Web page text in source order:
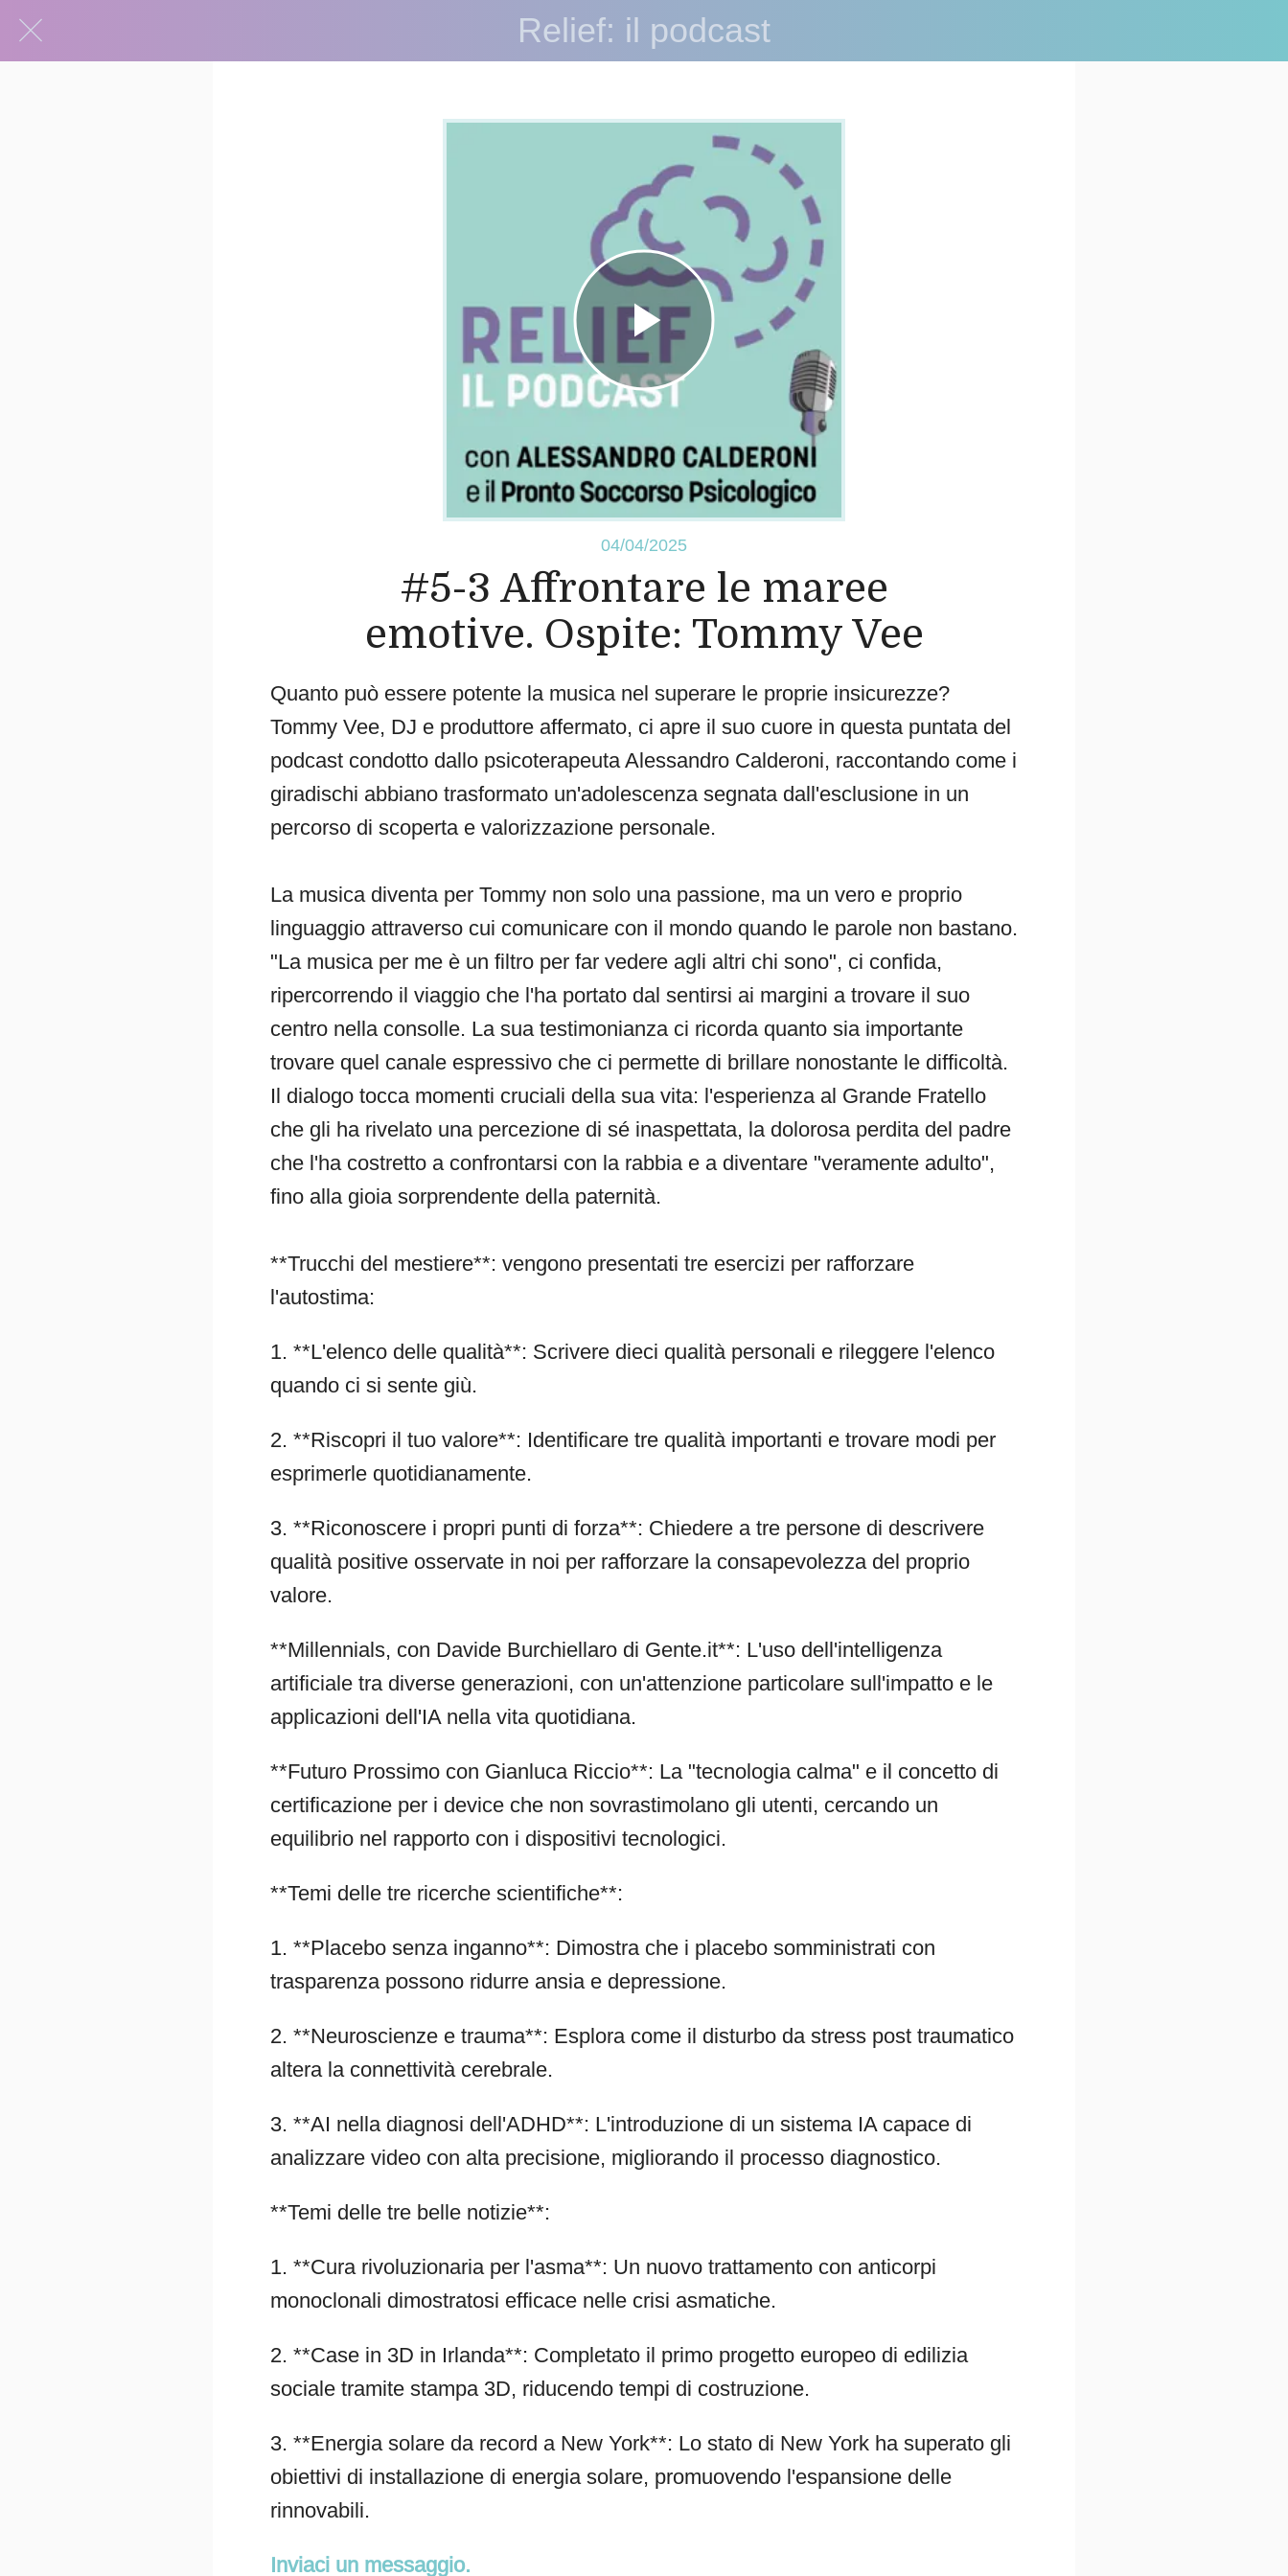
Relief: il podcast
04/04/2025
#5-3 Affrontare le maree
emotive. Ospite: Tommy Vee
Quanto può essere potente la musica nel superare le proprie insicurezze?
Tommy Vee, DJ e produttore affermato, ci apre il suo cuore in questa puntata del
podcast condotto dallo psicoterapeuta Alessandro Calderoni, raccontando come i
giradischi abbiano trasformato un'adolescenza segnata dall'esclusione in un
percorso di scoperta e valorizzazione personale.
La musica diventa per Tommy non solo una passione, ma un vero e proprio
linguaggio attraverso cui comunicare con il mondo quando le parole non bastano.
"La musica per me è un filtro per far vedere agli altri chi sono", ci confida,
ripercorrendo il viaggio che l'ha portato dal sentirsi ai margini a trovare il suo
centro nella consolle. La sua testimonianza ci ricorda quanto sia importante
trovare quel canale espressivo che ci permette di brillare nonostante le difficoltà.
Il dialogo tocca momenti cruciali della sua vita: l'esperienza al Grande Fratello
che gli ha rivelato una percezione di sé inaspettata, la dolorosa perdita del padre
che l'ha costretto a confrontarsi con la rabbia e a diventare "veramente adulto",
fino alla gioia sorprendente della paternità.
**Trucchi del mestiere**: vengono presentati tre esercizi per rafforzare
l'autostima:
1. **L'elenco delle qualità**: Scrivere dieci qualità personali e rileggere l'elenco
quando ci si sente giù.
2. **Riscopri il tuo valore**: Identificare tre qualità importanti e trovare modi per
esprimerle quotidianamente.
3. **Riconoscere i propri punti di forza**: Chiedere a tre persone di descrivere
qualità positive osservate in noi per rafforzare la consapevolezza del proprio
valore.
**Millennials, con Davide Burchiellaro di Gente.it**: L'uso dell'intelligenza
artificiale tra diverse generazioni, con un'attenzione particolare sull'impatto e le
applicazioni dell'IA nella vita quotidiana.
**Futuro Prossimo con Gianluca Riccio**: La "tecnologia calma" e il concetto di
certificazione per i device che non sovrastimolano gli utenti, cercando un
equilibrio nel rapporto con i dispositivi tecnologici.
**Temi delle tre ricerche scientifiche**:
1. **Placebo senza inganno**: Dimostra che i placebo somministrati con
trasparenza possono ridurre ansia e depressione.
2. **Neuroscienze e trauma**: Esplora come il disturbo da stress post traumatico
altera la connettività cerebrale.
3. **AI nella diagnosi dell'ADHD**: L'introduzione di un sistema IA capace di
analizzare video con alta precisione, migliorando il processo diagnostico.
**Temi delle tre belle notizie**:
1. **Cura rivoluzionaria per l'asma**: Un nuovo trattamento con anticorpi
monoclonali dimostratosi efficace nelle crisi asmatiche.
2. **Case in 3D in Irlanda**: Completato il primo progetto europeo di edilizia
sociale tramite stampa 3D, riducendo tempi di costruzione.
3. **Energia solare da record a New York**: Lo stato di New York ha superato gli
obiettivi di installazione di energia solare, promuovendo l'espansione delle
rinnovabili.
Inviaci un messaggio.